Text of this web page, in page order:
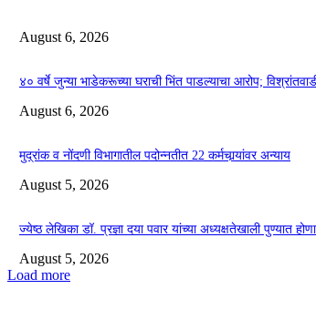
August 6, 2026
४० वर्षे जुन्या भाडेकरूच्या घराची भिंत पाडल्याचा आरोप;
August 6, 2026
मुद्रांक व नोंदणी विभागातील पदोन्नतीत 22 कर्मचार्‍यांवर अन्याय
August 5, 2026
ज्येष्ठ लेखिका डॉ. प्रज्ञा दया पवार यांच्या अध्यक्षतेखाली पुण्यात
August 5, 2026
Load more